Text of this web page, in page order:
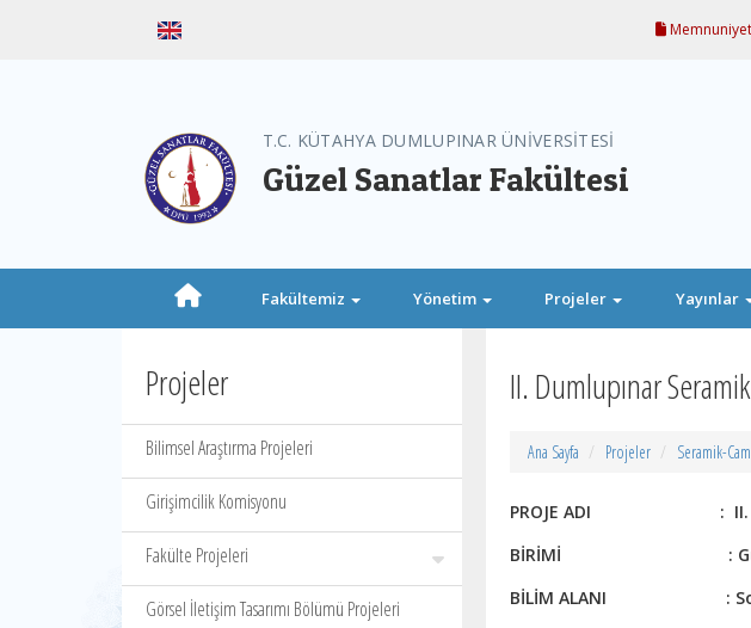
T.C. KÜTAHYA DUMLUPINAR ÜNİVERSİTESİ
Güzel Sanatlar Fakültesi
Fakültemiz Yönetim Projeler Yayınlar
Projeler
Bilimsel Araştırma Projeleri
Girişimcilik Komisyonu
Fakülte Projeleri
Görsel İletişim Tasarımı Bölümü Projeleri
II. Dumlupınar Seramik
Ana Sayfa Projeler Seramik-
PROJE ADI :
BİRİMİ :
BİLİM ALANI :